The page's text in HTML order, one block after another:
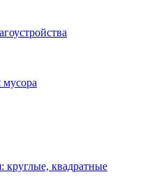
круглые, квадратные